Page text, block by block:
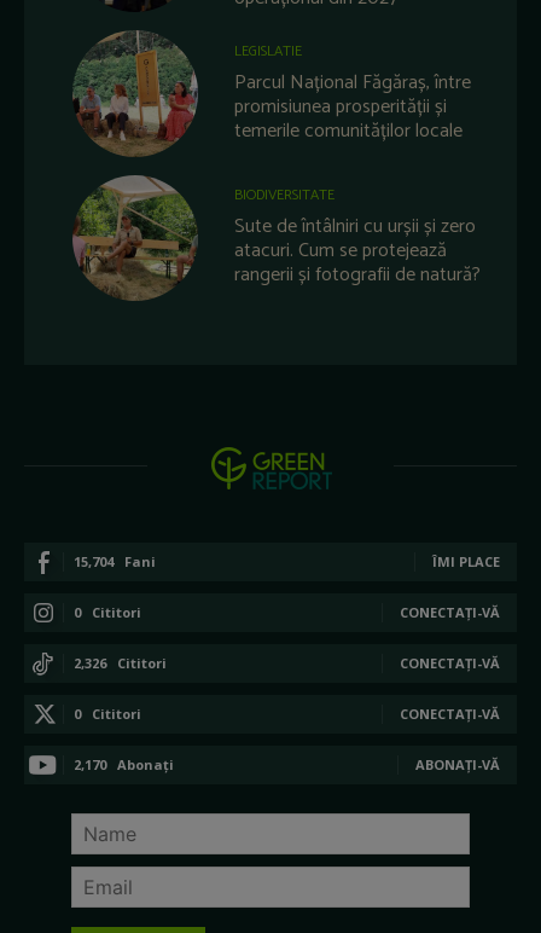
LEGISLATIE
Parcul Național Făgăraș, între
promisiunea prosperității și
temerile comunităților locale
BIODIVERSITATE
Sute de întâlniri cu urșii și zero
atacuri. Cum se protejează
rangerii și fotografii de natură?
15,704 Fani ÎMI PLACE
0 Cititori CONECTAȚI-VĂ
2,326 Cititori CONECTAȚI-VĂ
0 Cititori CONECTAȚI-VĂ
2,170 Abonați ABONAȚI-VĂ